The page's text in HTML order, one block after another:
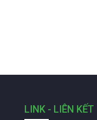
LINK - LIÊN KẾT